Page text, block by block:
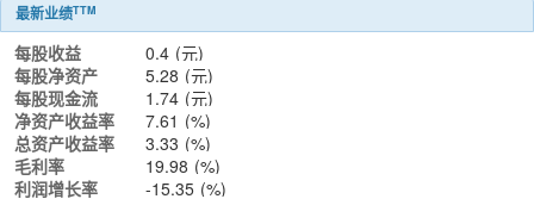
最新业绩TTM
每股收益 0.4 (元)
每股净资产
5.28 (元)
每股现金流
1.74 (元)
净资产收益率
7.61 (%)
总资产收益率
3.33 (%)
毛利率
19.98 (%)
利润增长率
-15.35 (%)